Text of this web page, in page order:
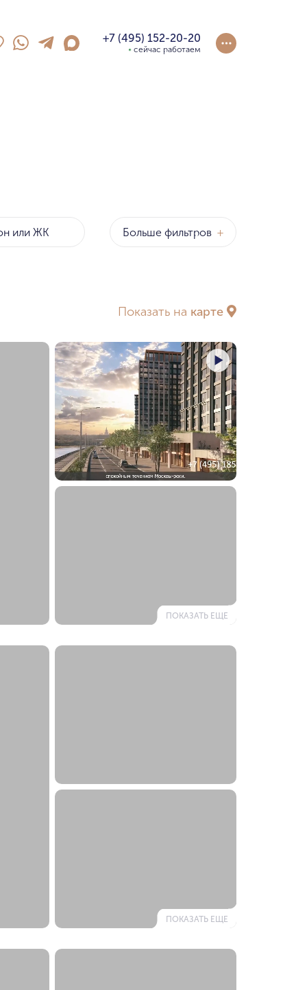
+7 (495) 152-20-20
сейчас работаем
Больше фильтров +
Показать на карте
ПОКАЗАТЬ ЕЩЕ
ПОКАЗАТЬ ЕЩЕ